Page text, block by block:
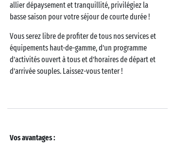
allier dépaysement et tranquillité, privilégiez la
basse saison pour votre séjour de courte durée !
Vous serez libre de profiter de tous nos services et
équipements haut-de-gamme, d’un programme
d’activités ouvert à tous et d’horaires de départ et
d’arrivée souples. Laissez-vous tenter !
Vos avantages :